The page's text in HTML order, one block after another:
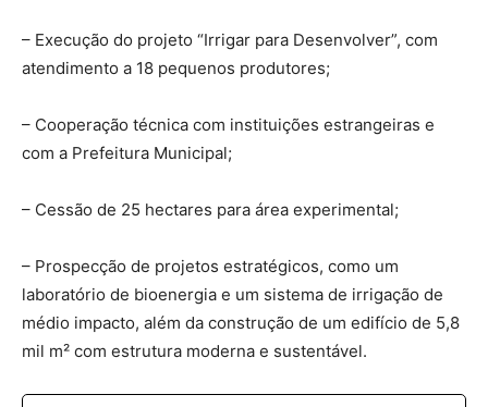
– Execução do projeto “Irrigar para Desenvolver”, com
atendimento a 18 pequenos produtores;
– Cooperação técnica com instituições estrangeiras e
com a Prefeitura Municipal;
– Cessão de 25 hectares para área experimental;
– Prospecção de projetos estratégicos, como um
laboratório de bioenergia e um sistema de irrigação de
médio impacto, além da construção de um edifício de 5,8
mil m² com estrutura moderna e sustentável.